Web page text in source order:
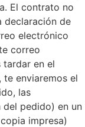
El contrato no
declaración de
electrónico
correo
en el
te enviaremos el
las
pedido) en un
impresa)